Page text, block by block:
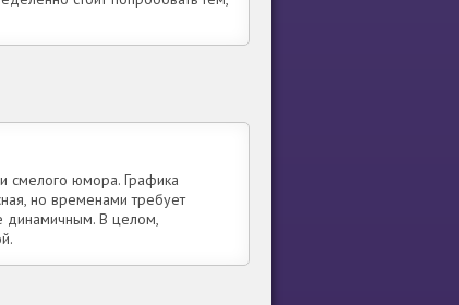
смелого юмора. Графика
но временами требует
динамичным. В целом,